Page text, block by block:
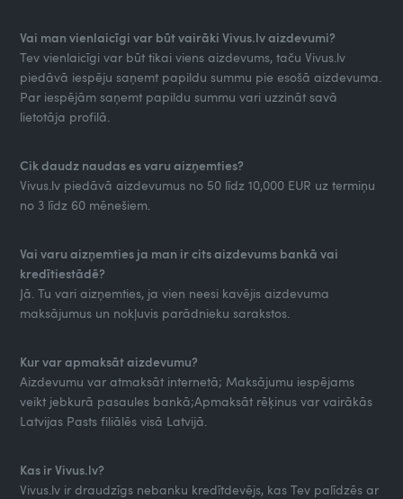
Vai man vienlaicīgi var būt vairāki Vivus.lv aizdevumi?
Tev vienlaicīgi var būt tikai viens aizdevums, taču Vivus.lv
piedāvā iespēju saņemt papildu summu pie esošā aizdevuma.
Par iespējām saņemt papildu summu vari uzzināt savā
lietotāja profilā.
Cik daudz naudas es varu aizņemties?
Vivus.lv piedāvā aizdevumus no 50 līdz 10,000 EUR uz termiņu
no 3 līdz 60 mēnešiem.
Vai varu aizņemties ja man ir cits aizdevums bankā vai
kredītiestādē?
Jā. Tu vari aizņemties, ja vien neesi kavējis aizdevuma
maksājumus un nokļuvis parādnieku sarakstos.
Kur var apmaksāt aizdevumu?
Aizdevumu var atmaksāt internetā; Maksājumu iespējams
veikt jebkurā pasaules bankā;Apmaksāt rēķinus var vairākās
Latvijas Pasts filiālēs visā Latvijā.
Kas ir Vivus.lv?
Vivus.lv ir draudzīgs nebanku kredītdevējs, kas Tev palīdzēs ar